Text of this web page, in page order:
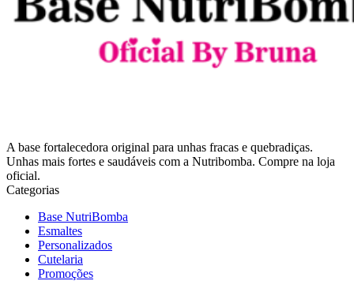
A base fortalecedora original para unhas fracas e quebradiças.
Unhas mais fortes e saudáveis com a Nutribomba. Compre na loja
oficial.
Categorias
Base NutriBomba
Esmaltes
Personalizados
Cutelaria
Promoções